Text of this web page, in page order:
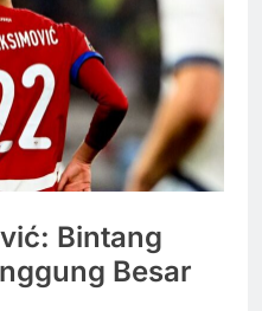
Bintang
Besar